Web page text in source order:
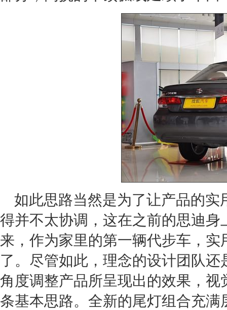
如此思路当然是为了让产品的实
得并不太协调，这在之前的思迪身
来，作为家里的第一辆代步车，
了。尽管如此，理念的设计团队
角度调整产品所呈现出的效果，
条基本思路。全新的尾灯组合充